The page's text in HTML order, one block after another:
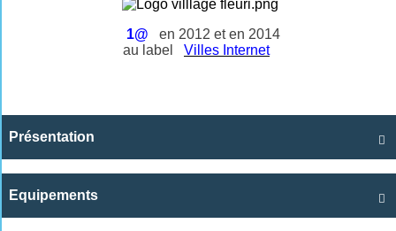
1@
en 2012 et en 2014
au label
Villes Internet

Présentation

Equipements